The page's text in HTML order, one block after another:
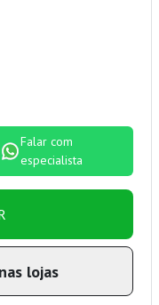
Falar com
especialista
lojas